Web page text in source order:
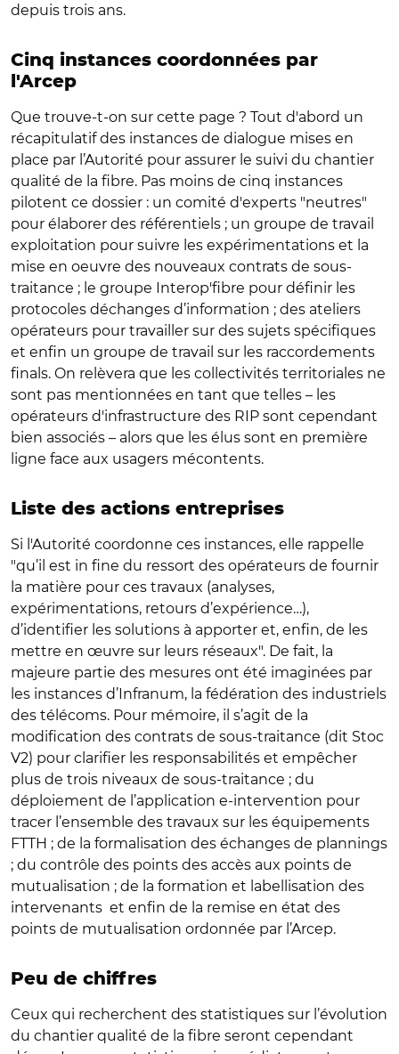
depuis trois ans.
Cinq instances coordonnées par
l'Arcep
Que trouve-t-on sur cette page ? Tout d'abord un
récapitulatif des instances de dialogue mises en
place par l’Autorité pour assurer le suivi du chantier
qualité de la fibre. Pas moins de cinq instances
pilotent ce dossier : un comité d'experts "neutres"
pour élaborer des référentiels ; un groupe de travail
exploitation pour suivre les expérimentations et la
mise en oeuvre des nouveaux contrats de sous-
traitance ; le groupe Interop'fibre pour définir les
protocoles déchanges d’information ; des ateliers
opérateurs pour travailler sur des sujets spécifiques
et enfin un groupe de travail sur les raccordements
finals. On relèvera que les collectivités territoriales ne
sont pas mentionnées en tant que telles – les
opérateurs d'infrastructure des RIP sont cependant
bien associés – alors que les élus sont en première
ligne face aux usagers mécontents.
Liste des actions entreprises
Si l'Autorité coordonne ces instances, elle rappelle
"qu’il est in fine du ressort des opérateurs de fournir
la matière pour ces travaux (analyses,
expérimentations, retours d’expérience…),
d’identifier les solutions à apporter et, enfin, de les
mettre en œuvre sur leurs réseaux". De fait, la
majeure partie des mesures ont été imaginées par
les instances d’Infranum, la fédération des industriels
des télécoms. Pour mémoire, il s’agit de la
modification des contrats de sous-traitance (dit Stoc
V2) pour clarifier les responsabilités et empêcher
plus de trois niveaux de sous-traitance ; du
déploiement de l’application e-intervention pour
tracer l’ensemble des travaux sur les équipements
FTTH ; de la formalisation des échanges de plannings
; du contrôle des points des accès aux points de
mutualisation ; de la formation et labellisation des
intervenants et enfin de la remise en état des
points de mutualisation ordonnée par l’Arcep.
Peu de chiffres
Ceux qui recherchent des statistiques sur l’évolution
du chantier qualité de la fibre seront cependant